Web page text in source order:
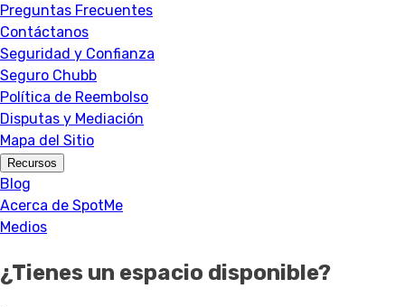
Preguntas Frecuentes
Contáctanos
Seguridad y Confianza
Seguro Chubb
Política de Reembolso
Disputas y Mediación
Mapa del Sitio
Recursos
Blog
Acerca de SpotMe
Medios
¿Tienes un espacio disponible?